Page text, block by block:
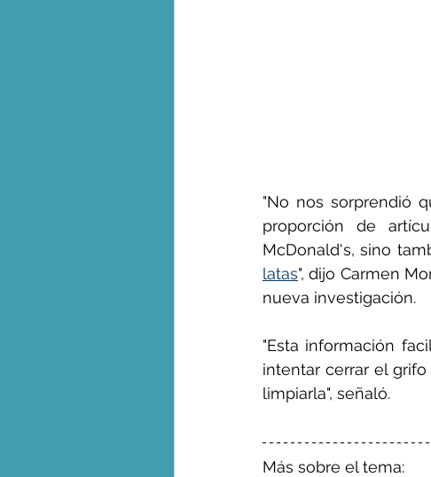
"No nos sorprendió
proporción de
McDonald's, sino
latas", dijo Carmen
nueva investigación.
"Esta información
intentar cerrar el
limpiarla", señaló.
Más sobre el tema: